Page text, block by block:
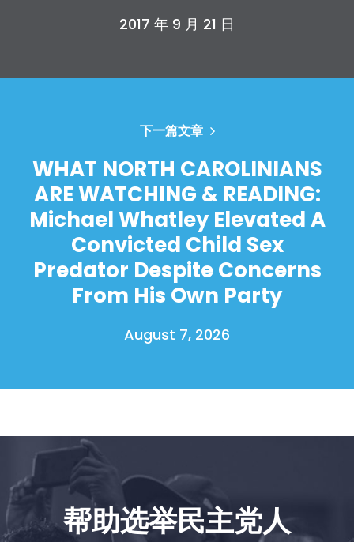
Shop
与我们合作
您的派对
行动
Vote
捐赠
2017 年 9 月 21 日
下一篇文章
WHAT NORTH CAROLINIANS
ARE WATCHING & READING:
Michael Whatley Elevated A
Convicted Child Sex
Predator Despite Concerns
From His Own Party
August 7, 2026
帮助选举民主党人